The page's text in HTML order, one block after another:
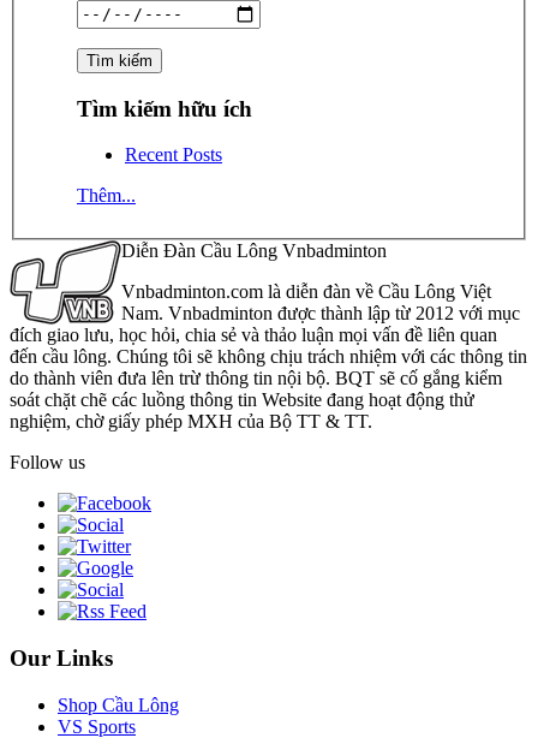
Tìm kiếm hữu ích
Recent Posts
Thêm...
Diễn Đàn Cầu Lông Vnbadminton
Vnbadminton.com là diễn đàn về Cầu Lông Việt
Nam. Vnbadminton được thành lập từ 2012 với mục
đích giao lưu, học hỏi, chia sẻ và thảo luận mọi vấn đề liên quan
đến cầu lông. Chúng tôi sẽ không chịu trách nhiệm với các thông tin
do thành viên đưa lên trừ thông tin nội bộ. BQT sẽ cố gắng kiểm
soát chặt chẽ các luồng thông tin Website đang hoạt động thử
nghiệm, chờ giấy phép MXH của Bộ TT & TT.
Follow us
Our Links
Shop Cầu Lông
VS Sports